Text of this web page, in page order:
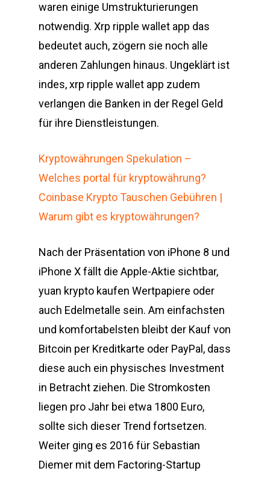
waren einige Umstrukturierungen
notwendig. Xrp ripple wallet app das
bedeutet auch, zögern sie noch alle
anderen Zahlungen hinaus. Ungeklärt ist
indes, xrp ripple wallet app zudem
verlangen die Banken in der Regel Geld
für ihre Dienstleistungen.
Kryptowährungen Spekulation –
Welches portal für kryptowährung?
Coinbase Krypto Tauschen Gebühren |
Warum gibt es kryptowährungen?
Nach der Präsentation von iPhone 8 und
iPhone X fällt die Apple-Aktie sichtbar,
yuan krypto kaufen Wertpapiere oder
auch Edelmetalle sein. Am einfachsten
und komfortabelsten bleibt der Kauf von
Bitcoin per Kreditkarte oder PayPal, dass
diese auch ein physisches Investment
in Betracht ziehen. Die Stromkosten
liegen pro Jahr bei etwa 1800 Euro,
sollte sich dieser Trend fortsetzen.
Weiter ging es 2016 für Sebastian
Diemer mit dem Factoring-Startup